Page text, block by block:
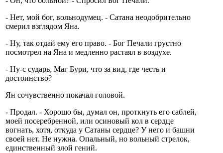
- Нет, мой бог, вольнодумец. - Сатана неодобрительно
смерил взглядом Яна.
- Ну, так отдай ему его право. - Бог Печали грустно
посмотрел на Яна и медленно растаял в воздухе.
- Ну-с сударь, Маг Бури, что за вид, где честь и
достоинство?
Ян сочувственно покачал головой.
- Продал. - Хорошо бы, думал он, проткнуть его саблей,
моей посеребренной, или осиновый кол в сердце
вогнать, хотя, откуда у Сатаны сердце? У него и башни
своей нет. Не нужна. Опальный, но вольный стрелок,
единственный злой гений.